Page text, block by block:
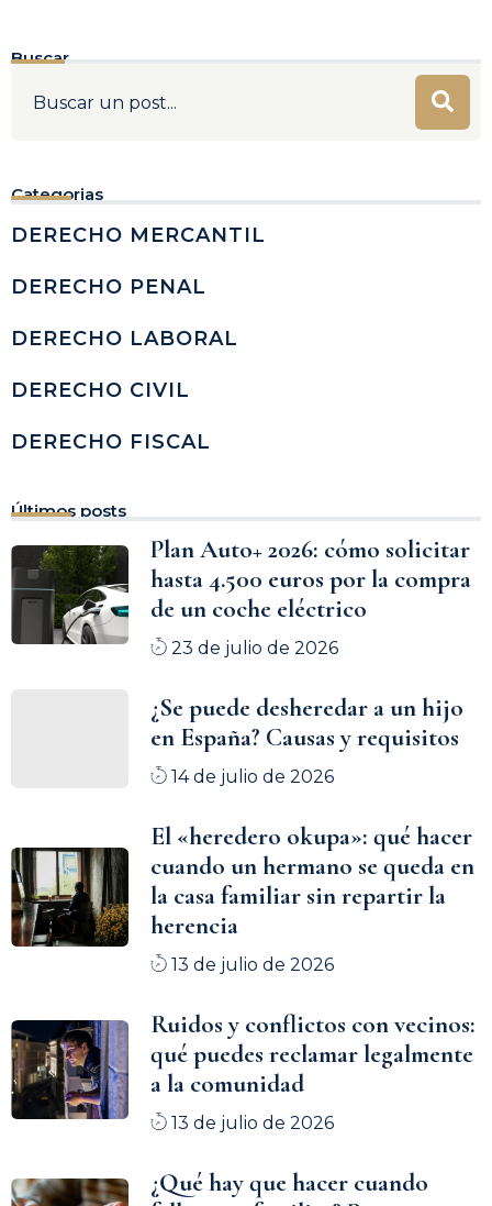
Buscar
Categorias
DERECHO MERCANTIL
DERECHO PENAL
DERECHO LABORAL
DERECHO CIVIL
DERECHO FISCAL
Últimos posts
Plan Auto+ 2026: cómo solicitar
hasta 4.500 euros por la compra
de un coche eléctrico
23 de julio de 2026
¿Se puede desheredar a un hijo
en España? Causas y requisitos
14 de julio de 2026
El «heredero okupa»: qué hacer
cuando un hermano se queda en
la casa familiar sin repartir la
herencia
13 de julio de 2026
Ruidos y conflictos con vecinos:
qué puedes reclamar legalmente
a la comunidad
13 de julio de 2026
¿Qué hay que hacer cuando